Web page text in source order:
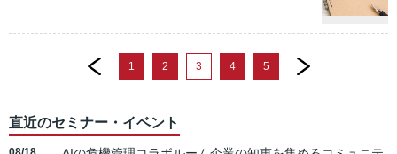
prev
1 2 3 4 5
next
直近のセミナー・イベント